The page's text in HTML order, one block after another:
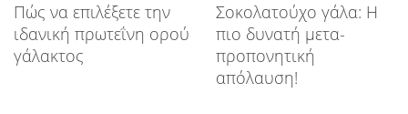
Πώς να επιλέξετε την
ιδανική πρωτεΐνη ορού
γάλακτος
Σοκολατούχο γάλα: Η
πιο δυνατή μετα-
προπονητική
απόλαυση!